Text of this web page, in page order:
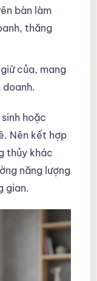
bàn làm
thăng
của, mang
doanh.
hoặc
Nên kết hợp
thủy khác
năng lượng
gian.